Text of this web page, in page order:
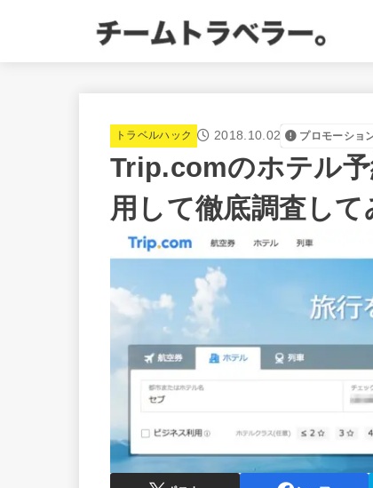
トラベルハック 2018.10.02 プロモーショ
Trip.comのホテル
用して徹底調査して